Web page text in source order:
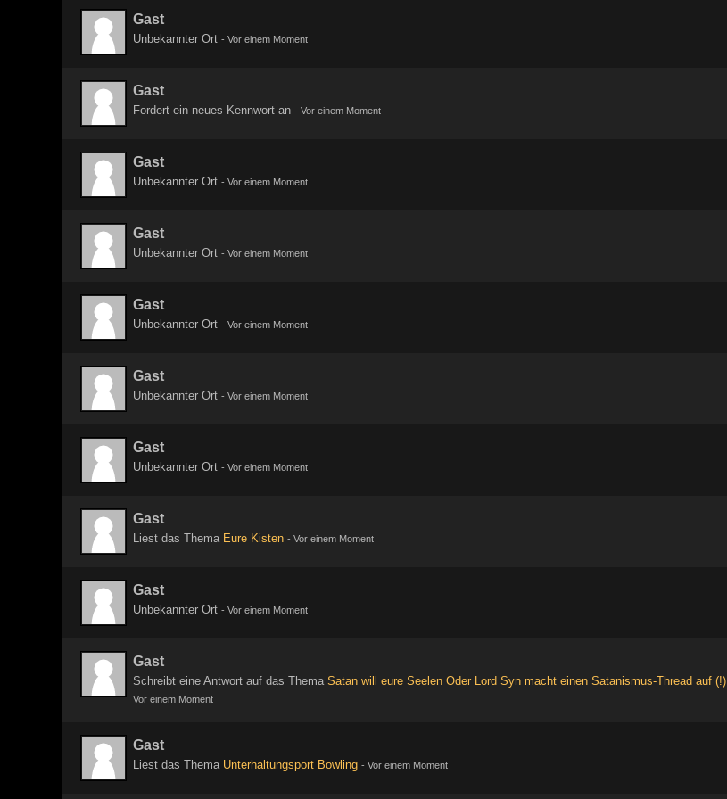
Gast
Unbekannter Ort - Vor einem Moment
Gast
Fordert ein neues Kennwort an - Vor einem Moment
Gast
Unbekannter Ort - Vor einem Moment
Gast
Unbekannter Ort - Vor einem Moment
Gast
Unbekannter Ort - Vor einem Moment
Gast
Unbekannter Ort - Vor einem Moment
Gast
Unbekannter Ort - Vor einem Moment
Gast
Liest das Thema Eure Kisten - Vor einem Moment
Gast
Unbekannter Ort - Vor einem Moment
Gast
Schreibt eine Antwort auf das Thema Satan will eure Seelen Oder Lord Syn macht einen Satanismus-Thread auf (!)
Vor einem Moment
Gast
Liest das Thema Unterhaltungsport Bowling - Vor einem Moment